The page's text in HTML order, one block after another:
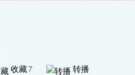
收藏7 转播